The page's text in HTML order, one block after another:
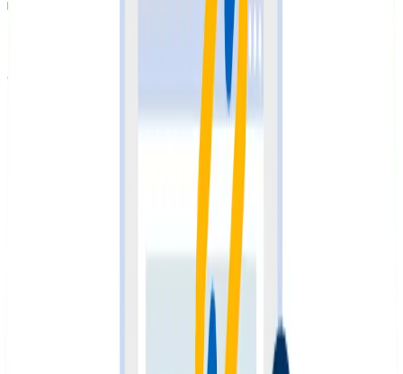
internos en cualquier proyecto SEO. En saber sacar
partido de ellos. Por ejemplo, si ya has optimizado al
máximo los textos de una página, y has incluido tus
palabras clave en el Title, los headings, etc., pero ves
que no consigues mejorar su posicionamiento, una
buena práctica es analizar los contenidos de tu web
para buscar dónde puedes incluir enlaces internos que
apunten a esa página. Yo siempre que publico una
página en cualquiera de mis proyectos, lo siguiente que
hago es buscar enlaces internos que apunten a ella.
Primero porque voy a acelerar su proceso de
indexación, y segundo porque así le transmito autoridad
desde el momento de publicarla. Otro ejemplo práctico
en cualquier proyecto SEO puede ser analizar las
palabras clave donde aparezcas en segunda página, e
intentar el asalto al top 10 de Google incluyendo más
enlaces internos que apunten a esas páginas, usando
como anchor text esas palabras clave. En este punto
resulta muy útil usar un Excel de control, a modo
matriz, para ir apuntando los enlaces que pones de
unas páginas a otras, y al final saber qué páginas tienen